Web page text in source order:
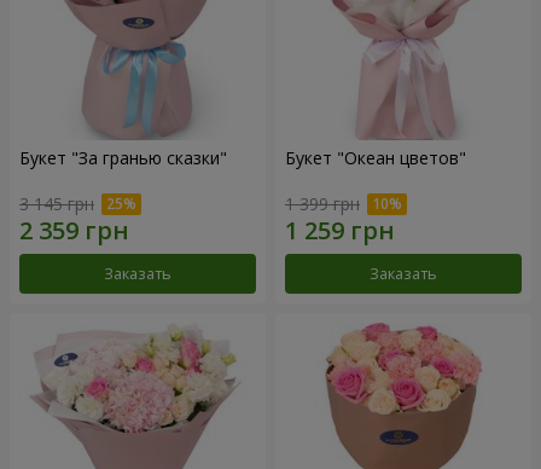
Букет "За гранью сказки"
3 145 грн
Заказать
Букет "Океан цветов"
1 399 грн
Заказать